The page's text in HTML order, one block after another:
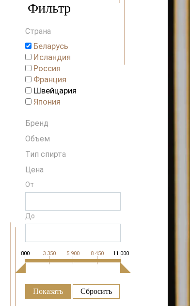
Фильтр
Страна
Беларусь
Исландия
Россия
Франция
Швейцария
Япония
Бренд
Объем
Тип спирта
Цена
От
До
800 3 350 5 900 8 450 11 000